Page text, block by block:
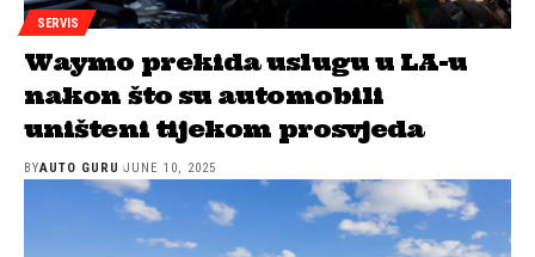
SERVIS
Waymo prekida uslugu u LA-u
nakon što su automobili
uništeni tijekom prosvjeda
BYAUTO GURU JUNE 10, 2025